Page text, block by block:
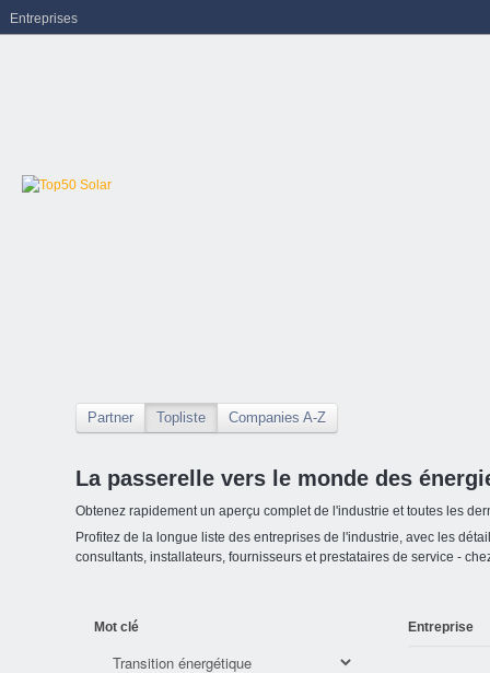
Partner Topliste Companies A-Z
La passerelle vers le monde des
Obtenez rapidement un aperçu complet de l'industrie et toutes les
Profitez de la longue liste des entreprises de l'industrie, avec les
consultants, installateurs, fournisseurs et prestataires de service -
Mot clé Entreprise
Entreprises